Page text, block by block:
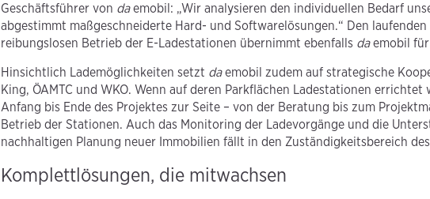
Geschäftsführer von daemobil: „Wir analysieren den individuellen Bedarf
abgestimmt maßgeschneiderte Hard- und Softwarelösungen.“ Den
reibungslosen Betrieb der E-Ladestationen übernimmt ebenfalls daemobil für
Hinsichtlich Lademöglichkeiten setzt daemobil zudem auf strategische
King, ÖAMTC und WKO. Wenn auf deren Parkflächen Ladestationen errichtet
Anfang bis Ende des Projektes zur Seite – von der Beratung bis zum
Betrieb der Stationen. Auch das Monitoring der Ladevorgänge und die
nachhaltigen Planung neuer Immobilien fällt in den Zuständigkeitsbereich
Komplettlösungen, die mitwachsen